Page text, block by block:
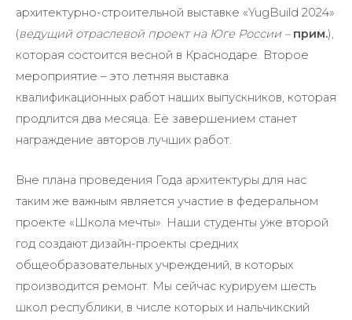
архитектурно-строительной выставке «YugBuild 2024»
(ведущий отраслевой проект на Юге России – прим.),
которая состоится весной в Краснодаре. Второе
мероприятие – это летняя выставка
квалификационных работ наших выпускников, которая
продлится два месяца. Её завершением станет
награждение авторов лучших работ.
Вне плана проведения Года архитектуры для нас
таким же важным является участие в федеральном
проекте «Школа мечты». Наши студенты уже второй
год создают дизайн-проекты средних
общеобразовательных учреждений, в которых
производится ремонт. Мы сейчас курируем шесть
школ республики, в числе которых и нальчикский